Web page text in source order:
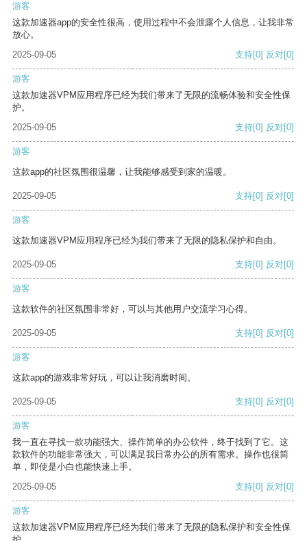
游客
这款加速器app的安全性很高，使用过程中不会泄露个人信息，让我非常
放心。
2025-09-05
支持[0] 反对[0]
游客
这款加速器VPM应用程序已经为我们带来了无限的流畅体验和安全性保
护。
2025-09-05
支持[0] 反对[0]
游客
这款app的社区氛围很温馨，让我能够感受到家的温暖。
2025-09-05 支持[0] 反对[0]
游客
这款加速器VPM应用程序已经为我们带来了无限的隐私保护和自由。
2025-09-05 支持[0] 反对[0]
游客
这款软件的社区氛围非常好，可以与其他用户交流学习心得。
2025-09-05 支持[0] 反对[0]
游客
这款app的游戏非常好玩，可以让我消磨时间。
2025-09-05 支持[0] 反对[0]
游客
我一直在寻找一款功能强大、操作简单的办公软件，终于找到了它。这
款软件的功能非常强大，可以满足我日常办公的所有需求。操作也很简
单，即使是小白也能快速上手。
2025-09-05
支持[0] 反对[0]
游客
这款加速器VPM应用程序已经为我们带来了无限的隐私保护和安全性保